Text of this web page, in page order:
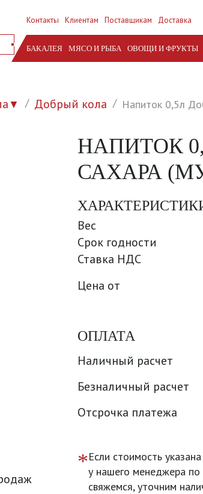
Контакты Клиентам Поставщикам Доставка
БАКАЛЕЯ МЯСО И РЫБА ОВОЩИ И ФРУКТЫ
▼ Добрый кола Напиток 0,5л
НАПИТОК
САХАРА
Вес
Срок годности
Ставка НДС
Цена от
ОПЛАТА
Наличный расчет
Безналичный расчет
Отсрочка платежа
*Если стоимость
у нашего менеджера по
свяжемся, уточним